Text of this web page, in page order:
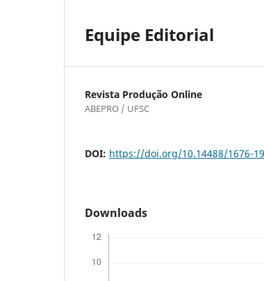
Equipe Editorial
Revista Produção Online
ABEPRO / UFSC
DOI: https://doi.org/10.14488/1676-
Downloads